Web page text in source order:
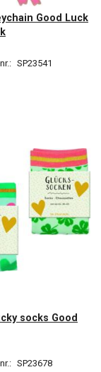
Good Luck
SP23541
socks Good
SP23678